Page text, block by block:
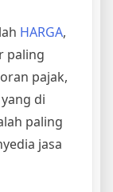
HARGA,
paling
pajak,
di
paling
jasa